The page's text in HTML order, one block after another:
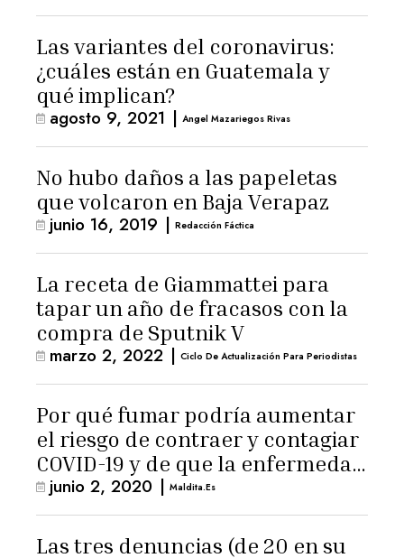
Las variantes del coronavirus:
¿cuáles están en Guatemala y
qué implican?
agosto 9, 2021 | Angel Mazariegos Rivas
No hubo daños a las papeletas
que volcaron en Baja Verapaz
junio 16, 2019 | Redacción Fáctica
La receta de Giammattei para
tapar un año de fracasos con la
compra de Sputnik V
marzo 2, 2022 | Ciclo De Actualización Para Periodistas
Por qué fumar podría aumentar
el riesgo de contraer y contagiar
COVID-19 y de que la enfermedad
sea más grave
junio 2, 2020 | Maldita.es
Las tres denuncias (de 20 en su